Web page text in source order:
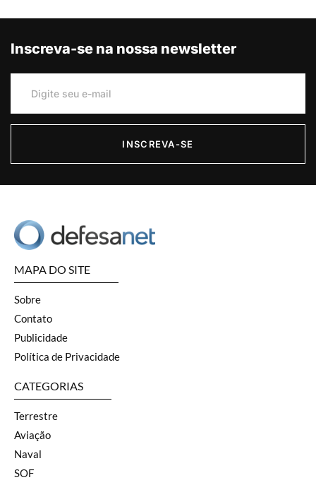
Inscreva-se na nossa newsletter
INSCREVA-SE
MAPA DO SITE
Sobre
Contato
Publicidade
Política de Privacidade
CATEGORIAS
Terrestre
Aviação
Naval
SOF